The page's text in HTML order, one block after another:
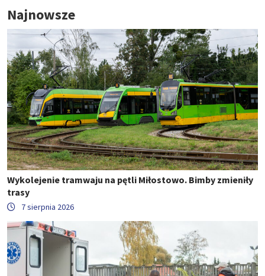
Najnowsze
Wykolejenie tramwaju na pętli Miłostowo. Bimby zmieniły
trasy
7 sierpnia 2026